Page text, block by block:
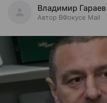
Владимир Гараев
Автор ВФокусе Mail